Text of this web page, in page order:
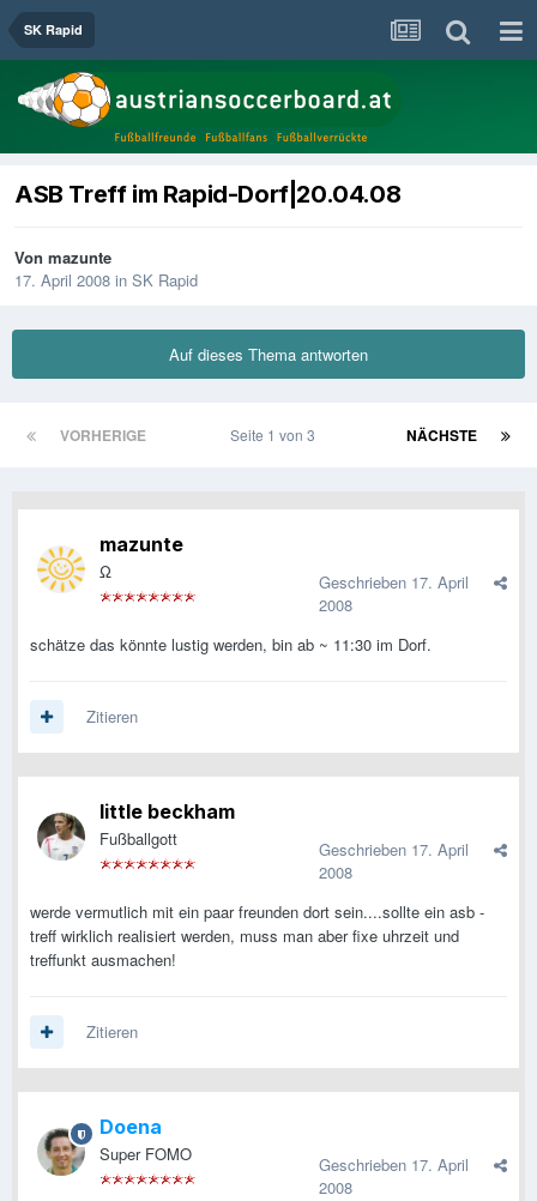
SK Rapid
ASB Treff im Rapid-Dorf|20.04.08
Von mazunte
17. April 2008 in SK Rapid
Auf dieses Thema antworten
VORHERIGE NÄCHSTE
Seite 1 von 3
mazunte
Ω Geschrieben 17. April
2008
schätze das könnte lustig werden, bin ab ~ 11:30 im Dorf.
Zitieren
little beckham
Fußballgott Geschrieben 17. April
2008
werde vermutlich mit ein paar freunden dort sein....sollte ein asb -
treff wirklich realisiert werden, muss man aber fixe uhrzeit und
treffunkt ausmachen!
Zitieren
Doena
Super FOMO Geschrieben 17. April
2008